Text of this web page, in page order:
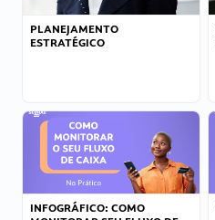
PLANEJAMENTO
ESTRATÉGICO
INFOGRÁFICO: COMO